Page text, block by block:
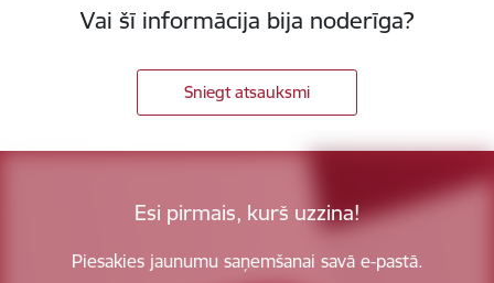
Vai šī informācija bija noderīga?
Sniegt atsauksmi
Esi pirmais, kurš uzzina!
Piesakies jaunumu saņemšanai savā e-pastā.